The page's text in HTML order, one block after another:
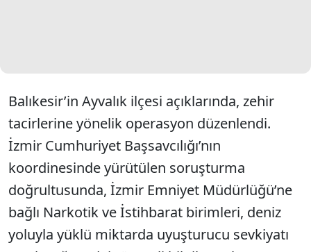
Balıkesir’in Ayvalık ilçesi açıklarında, zehir
tacirlerine yönelik operasyon düzenlendi.
İzmir Cumhuriyet Başsavcılığı’nın
koordinesinde yürütülen soruşturma
doğrultusunda, İzmir Emniyet Müdürlüğü’ne
bağlı Narkotik ve İstihbarat birimleri, deniz
yoluyla yüklü miktarda uyuşturucu sevkiyatı